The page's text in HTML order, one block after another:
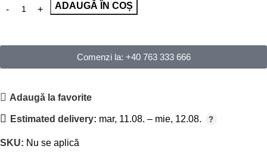
ADAUGĂ ÎN COȘ
Comenzi la: +40 763 333 666
Adaugă la favorite
Estimated delivery: mar, 11.08. – mie, 12.08.
SKU: Nu se aplică